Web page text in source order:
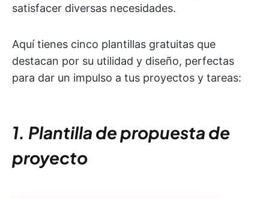
satisfacer diversas necesidades.
Aquí tienes cinco plantillas gratuitas que
destacan por su utilidad y diseño, perfectas
para dar un impulso a tus proyectos y tareas:
1. Plantilla de propuesta de
proyecto